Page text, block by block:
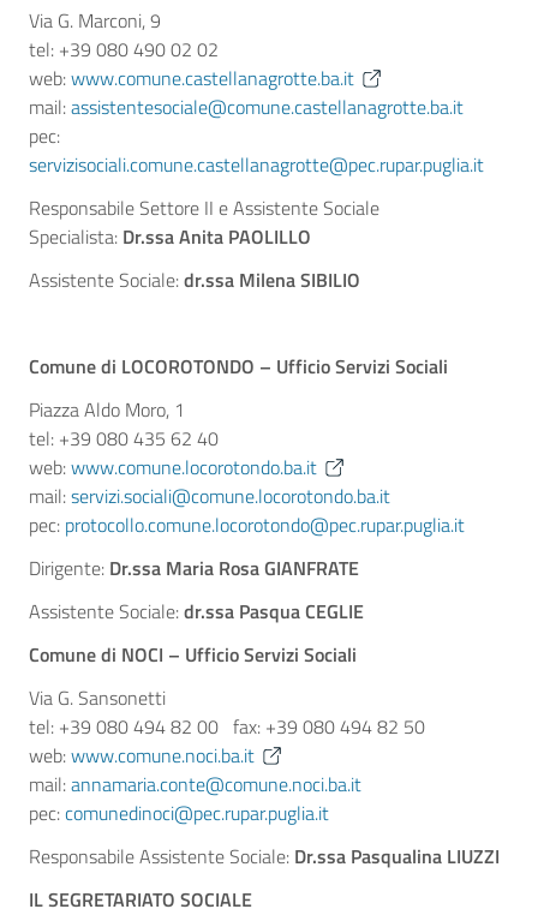
Via G. Marconi, 9
tel: +39 080 490 02 02
web:www.comune.castellanagrotte.ba.it
mail:assistentesociale@comune.castellanagrotte.ba.it
pec:
servizisociali.comune.castellanagrotte@pec.rupar.puglia.it
Responsabile Settore II e Assistente Sociale
Specialista: Dr.ssa Anita PAOLILLO
Assistente Sociale:dr.ssa Milena SIBILIO
Comune di LOCOROTONDO – Ufficio Servizi Sociali
Piazza Aldo Moro, 1
tel: +39 080 435 62 40
web:www.comune.locorotondo.ba.it
mail:servizi.sociali@comune.locorotondo.ba.it
pec: protocollo.comune.locorotondo@pec.rupar.puglia.it
Dirigente: Dr.ssa Maria Rosa GIANFRATE
Assistente Sociale:dr.ssa Pasqua CEGLIE
Comune di NOCI – Ufficio Servizi Sociali
Via G. Sansonetti
tel: +39 080 494 82 00 fax: +39 080 494 82 50
web:www.comune.noci.ba.it
mail:annamaria.conte@comune.noci.ba.it
pec:comunedinoci@pec.rupar.puglia.it
Responsabile Assistente Sociale: Dr.ssa Pasqualina LIUZZI
IL SEGRETARIATO SOCIALE